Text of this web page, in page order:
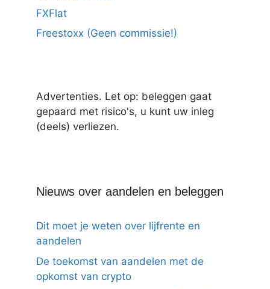
FXFlat
Freestoxx (Geen commissie!)
Advertenties. Let op: beleggen gaat
gepaard met risico's, u kunt uw inleg
(deels) verliezen.
Nieuws over aandelen en beleggen
Dit moet je weten over lijfrente en
aandelen
De toekomst van aandelen met de
opkomst van crypto